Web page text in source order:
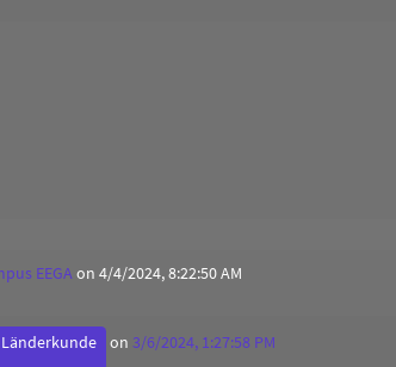
EEGAon 4/4/2024, 8:22:50 AM
on3/6/2024, 1:27:58 PM